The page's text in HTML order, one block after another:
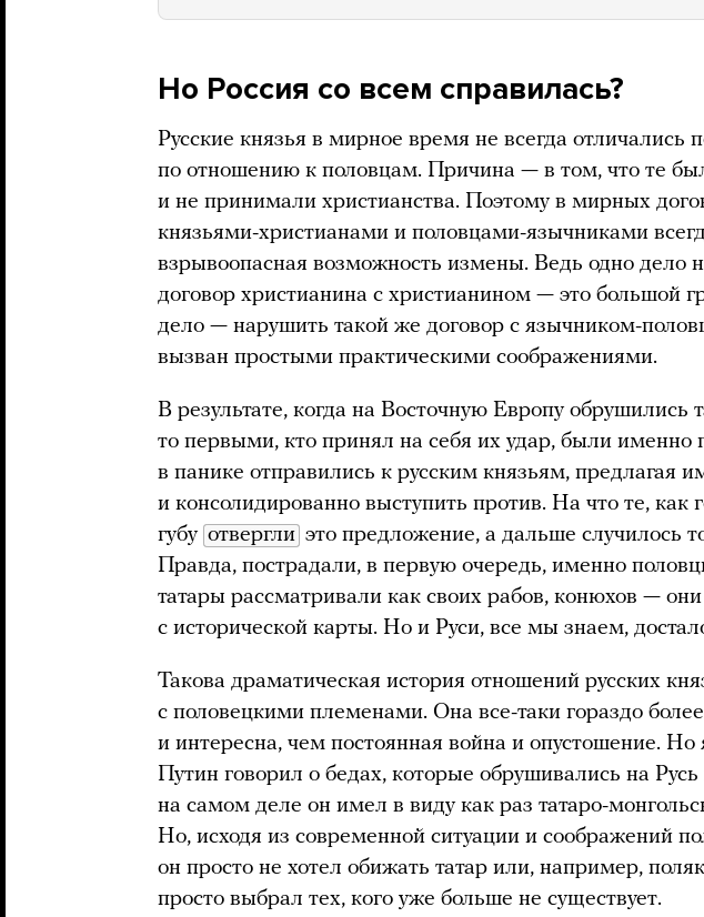
Но Россия со всем справилась?
Русские князья в мирное время не всегда отличались
по отношению к половцам. Причина — в том, что те
и не принимали христианства. Поэтому в мирных
князьями-христианами и половцами-язычниками
взрывоопасная возможность измены. Ведь одно дело
договор христианина с христианином — это большой
дело — нарушить такой же договор с язычником-
вызван простыми практическими соображениями.
В результате, когда на Восточную Европу обрушились
то первыми, кто принял на себя их удар, были именно
в панике отправились к русским князьям, предлагая
и консолидированно выступить против. На что те, как
губу отвергли это предложение, а дальше случилось
Правда, пострадали, в первую очередь, именно
татары рассматривали как своих рабов, конюхов —
с исторической карты. Но и Руси, все мы знаем,
Такова драматическая история отношений русских
с половецкими племенами. Она все-таки гораздо
и интересна, чем постоянная война и опустошение. Но
Путин говорил о бедах, которые обрушивались на
на самом деле он имел в виду как раз татаро-
Но, исходя из современной ситуации и соображений
он просто не хотел обижать татар или, например,
просто выбрал тех, кого уже больше не существует.